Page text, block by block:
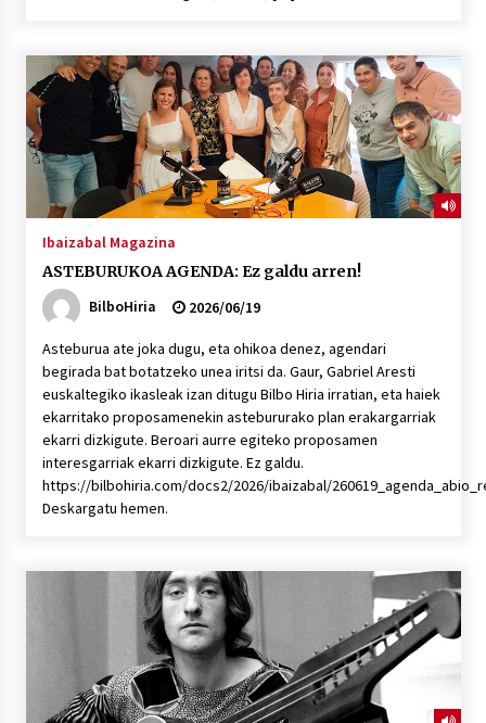
Ibaizabal Magazina
ASTEBURUKOA AGENDA: Ez galdu arren!
BilboHiria
2026/06/19
Asteburua ate joka dugu, eta ohikoa denez, agendari
begirada bat botatzeko unea iritsi da. Gaur, Gabriel Aresti
euskaltegiko ikasleak izan ditugu Bilbo Hiria irratian, eta haiek
ekarritako proposamenekin astebururako plan erakargarriak
ekarri dizkigute. Beroari aurre egiteko proposamen
interesgarriak ekarri dizkigute. Ez galdu.
https://bilbohiria.com/docs2/2026/ibaizabal/
Deskargatu hemen.